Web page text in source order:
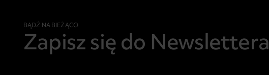
BĄDŹ NA BIEŻĄCO
Zapisz się do Newslettera